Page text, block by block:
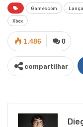
Gamescom
Xbox
0
1.486
compartilhar